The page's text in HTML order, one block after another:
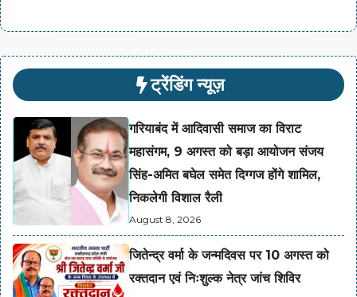
ट्रेंडिंग न्यूज़
गरियाबंद में आदिवासी समाज का विराट
महासंगम, 9 अगस्त को बड़ा आयोजन संजय
सिंह-अमित बघेल समेत दिग्गज होंगे शामिल,
निकलेगी विशाल रैली
August 8, 2026
जितेन्द्र वर्मा के जन्मदिवस पर 10 अगस्त को
रक्तदान एवं निःशुल्क नेत्र जांच शिविर